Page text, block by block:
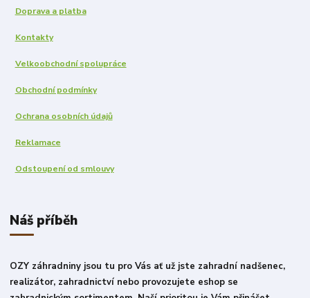
Doprava a platba
Kontakty
Velkoobchodní spolupráce
Obchodní podmínky
Ochrana osobních údajů
Reklamace
Odstoupení od smlouvy
Náš příběh
OZY záhradniny jsou tu pro Vás ať už jste zahradní nadšenec,
realizátor, zahradnictví nebo provozujete eshop se